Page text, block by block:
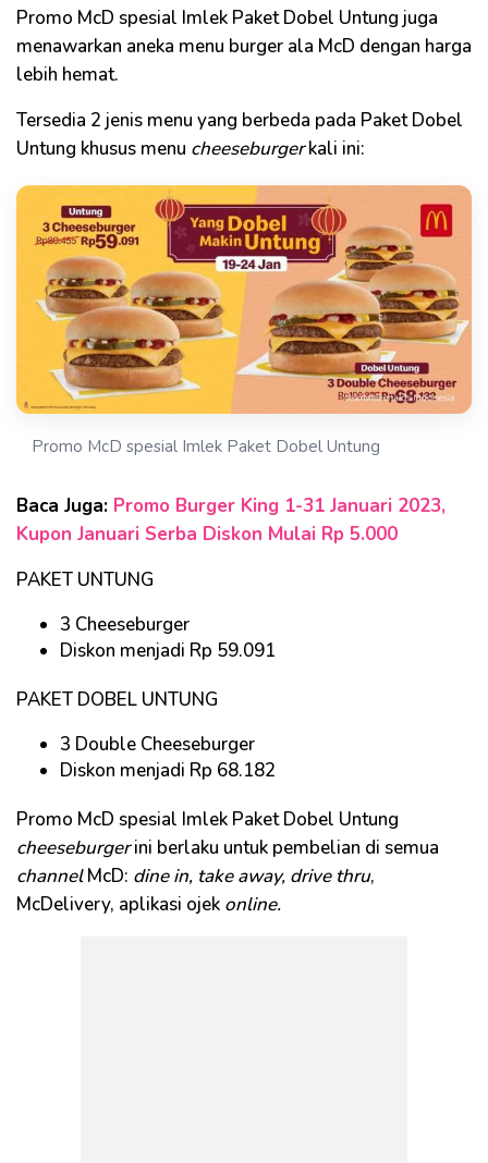
Promo McD spesial Imlek Paket Dobel Untung juga
menawarkan aneka menu burger ala McD dengan harga
lebih hemat.
Tersedia 2 jenis menu yang berbeda pada Paket Dobel
Untung khusus menu cheeseburgerkali ini:
Promo McD spesial Imlek Paket Dobel Untung
Baca Juga: Promo Burger King 1-31 Januari 2023,
Kupon Januari Serba Diskon Mulai Rp 5.000
PAKET UNTUNG
3 Cheeseburger
Diskon menjadi Rp 59.091
PAKET DOBEL UNTUNG
3 Double Cheeseburger
Diskon menjadi Rp 68.182
Promo McD spesial Imlek Paket Dobel Untung
cheeseburgerini berlaku untuk pembelian di semua
channelMcD: dine in, take away, drive thru,
McDelivery, aplikasi ojek online.